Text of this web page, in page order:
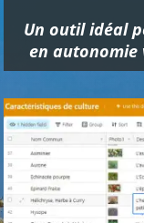
Un outil idéal
en autonomie